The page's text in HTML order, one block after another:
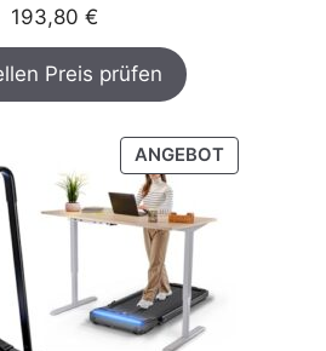
193,80 €
Preis prüfen
ANGEBOTPRODUKT
IM